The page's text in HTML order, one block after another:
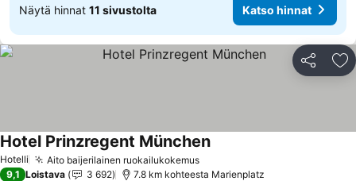
Näytä hinnat 11 sivustolta Katso hinnat
Jaa
Hotelli Aito baijerilainen ruokailukokemusKatso hinnat
Hotel Prinzregent MünchenKatso hinnat
9,1 Loistava 3 692 7.8 km kohteesta Marienplatz